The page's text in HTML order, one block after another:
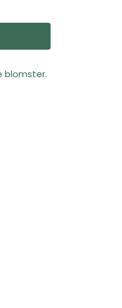
blomster.